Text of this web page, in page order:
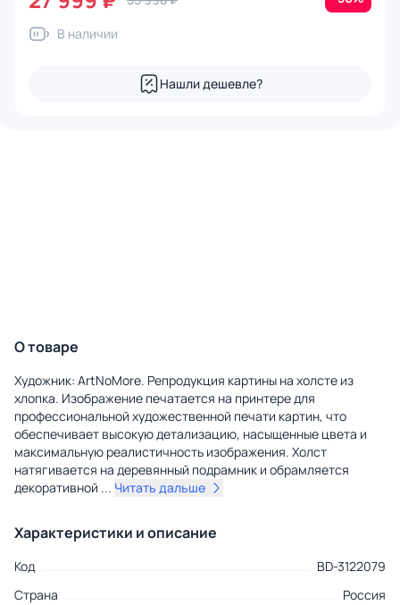
В наличии
Нашли дешевле?
О товаре
Художник: ArtNoMore. Репродукция картины на холсте из
хлопка. Изображение печатается на принтере для
профессиональной художественной печати картин, что
обеспечивает высокую детализацию, насыщенные цвета и
максимальную реалистичность изображения. Холст
натягивается на деревянный подрамник и обрамляется
декоративной ... Читать дальше
Характеристики и описание
Код
BD-3122079
Страна
Россия